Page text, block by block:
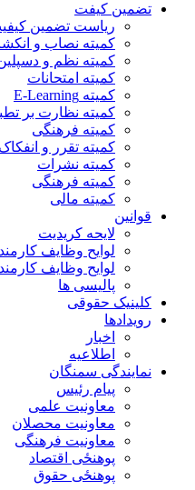
تضمین کیفت
ریاست تضمین
کمیته نصاب و
کمیته نظم و
کمیته امتحانات
کمیته E-Learning
کمیته نظارت بر
کمیته فرهنگی
کمیته تقرر و انفکاک
کمیته نشرات
کمیته فرهنگی
کمیته مالی
قوانین
لایحه کریدیت
لوایح وظایف
لوایح وظایف
پالیسی ها
کلینیک حقوقی
رویدادها
اخبار
اطلاعیه
نمایندگی سمنگان
پیام رئیس
معاونیت علمی
معاونیت محصلان
معاونیت فرهنگی
پوهنځی اقتصاد
پوهنځی حقوق